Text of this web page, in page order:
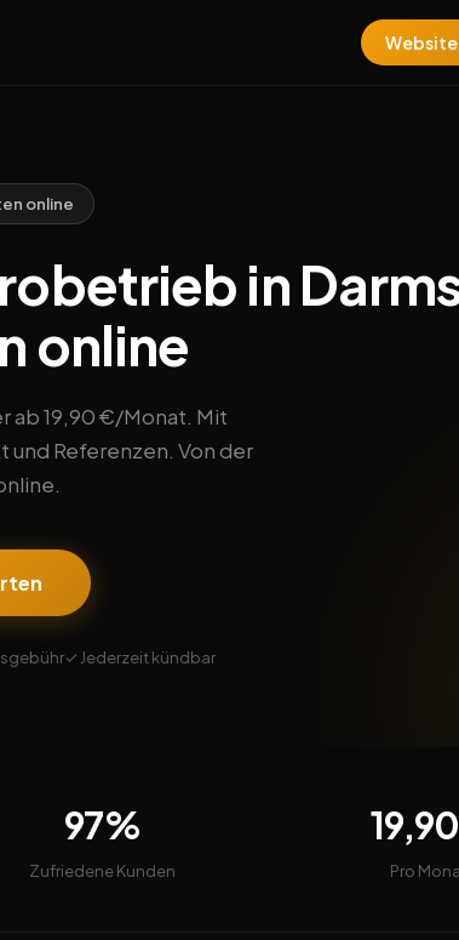
online
in
online
ab 19,90 €/Monat. Mit
Referenzen. Von der
✓ Jederzeit kündbar
97%
Zufriedene Kunden Pro